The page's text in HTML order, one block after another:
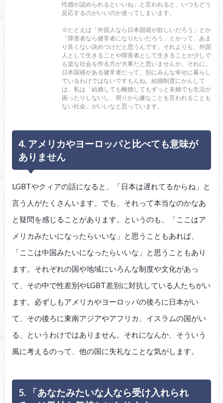
性婚が認められるといいね」と言われると、いつもどう
反応するのがいいのか迷ってしまいます。
※たとえば「外国人なら日本国籍が欲しいだろう」とか
「障害者なら健常者になりたいだろう」とかって、あま
り良くない決めつけだと思うんです。それよりも、外国
人として生きることや障害者として生きることが少しで
も楽な社会を作る方が大事だと思いませんか。それに、
日本国籍がある健常者だって、別にみんな幸せに暮らし
ているわけではないですもんね。結婚制度にかんして
は、私は「結婚しても離婚してもずっと未婚でも生活が
困ったりしないし、周りから嫌なことを言われることも
ない社会」がいいなと思っています。
4. アメリカやヨーロッパと比べても意味が
ありません
LGBTやクィアの話になると、「日本は遅れてるからね」と
言う人がたくさんいます。でも、それって本当なのかなあ
と疑問を感じることがあります。というのも、「ここはア
メリカみたいになったらいいな」と思うこともあれば、
「ここは中国みたいになったらいいな」と思うこともあり
ます。それぞれの国や地域にいろんな制度や文化があっ
て、その中で性差別やLGBT差別に対抗している人たちがい
ます。必ずしもアメリカやヨーロッパの後ろに日本がい
て、その後ろに東南アジアやアフリカ、イスラムの国がい
る、というわけではありません。それになんか、そういう
風に考えるのって、他の国に失礼なことな気がします。
5. 「あなたみたいな人なら受け入れられ